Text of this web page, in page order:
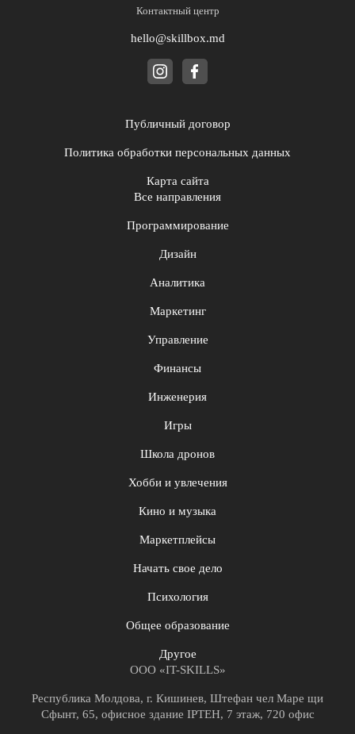
Контактный центр
hello@skillbox.md
Публичный договор
Политика обработки персональных данных
Карта сайта
Все направления
Программирование
Дизайн
Аналитика
Маркетинг
Управление
Финансы
Инженерия
Игры
Школа дронов
Хобби и увлечения
Кино и музыка
Маркетплейсы
Начать свое дело
Психология
Общее образование
Другое
ООО «IT-SKILLS»
Республика Молдова, г. Кишинев, Штефан чел Маре щи
Сфынт, 65, офисное здание IPTEH, 7 этаж, 720 офис